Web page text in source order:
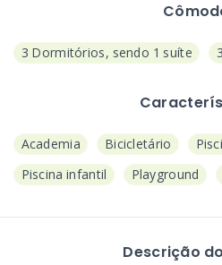
3 Dormitórios, sendo 1 suíte
Academia Bicicletário
Piscina infantil
Playground
Descrição